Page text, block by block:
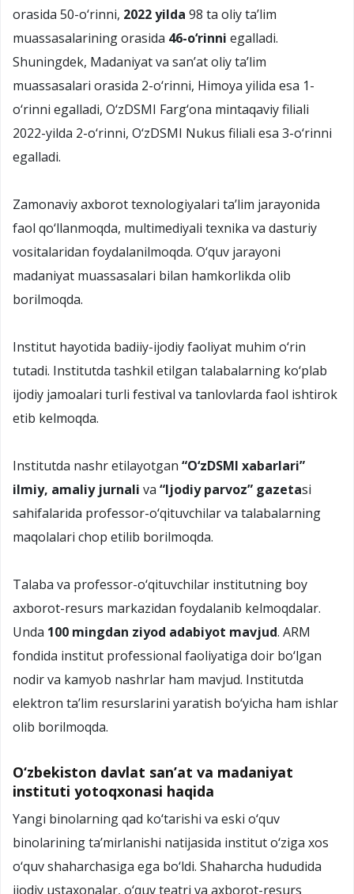
orasida 50-о‘rinni, 2022 yilda 98 ta oliy ta’lim
muassasalarining orasida 46-о‘rinni egalladi.
Shuningdek, Madaniyat va san’at oliy ta’lim
muassasalari orasida 2-о‘rinni, Himoya yilida esa 1-
о‘rinni egalladi, О‘zDSMI Farg‘ona mintaqaviy filiali
2022-yilda 2-о‘rinni, О‘zDSMI Nukus filiali esa 3-о‘rinni
egalladi.
Zamonaviy axborot texnologiyalari ta’lim jarayonida
faol qо‘llanmoqda, multimediyali texnika va dasturiy
vositalaridan foydalanilmoqda. О‘quv jarayoni
madaniyat muassasalari bilan hamkorlikda olib
borilmoqda.
Institut hayotida badiiy-ijodiy faoliyat muhim о‘rin
tutadi. Institutda tashkil etilgan talabalarning kо‘plab
ijodiy jamoalari turli festival va tanlovlarda faol ishtirok
etib kelmoqda.
Institutda nashr etilayotgan “О‘zDSMI xabarlari”
ilmiy, amaliy jurnali va “Ijodiy parvoz” gazetasi
sahifalarida professor-о‘qituvchilar va talabalarning
maqolalari chop etilib borilmoqda.
Talaba va professor-о‘qituvchilar institutning boy
axborot-resurs markazidan foydalanib kelmoqdalar.
Unda 100 mingdan ziyod adabiyot mavjud. ARM
fondida institut professional faoliyatiga doir bо‘lgan
nodir va kamyob nashrlar ham mavjud. Institutda
elektron ta’lim resurslarini yaratish bо‘yicha ham ishlar
olib borilmoqda.
O‘zbekiston davlat san’at va madaniyat
instituti yotoqxonasi haqida
Yangi binolarning qad kо‘tarishi va eski о‘quv
binolarining ta’mirlanishi natijasida institut о‘ziga xos
о‘quv shaharchasiga ega bо‘ldi. Shaharcha hududida
ijodiy ustaxonalar, о‘quv teatri va axborot-resurs